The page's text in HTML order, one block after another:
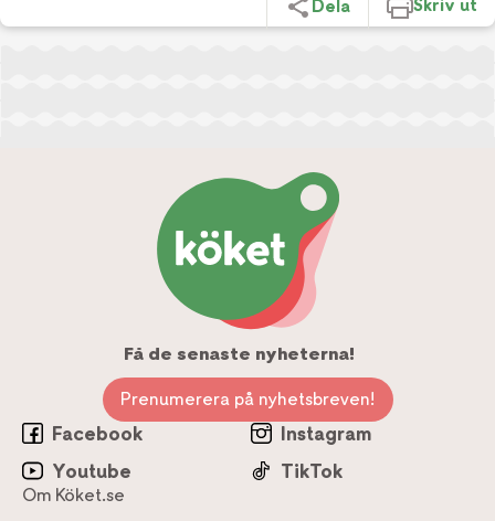
Dela Skriv ut
Få de senaste nyheterna!
Prenumerera på nyhetsbreven!
Facebook
Instagram
Youtube
TikTok
Om Köket.se